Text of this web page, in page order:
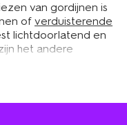
van gordijnen is
of verduisterende
lichtdoorlatend en
het andere
nog iets om over
laat komen, zonder